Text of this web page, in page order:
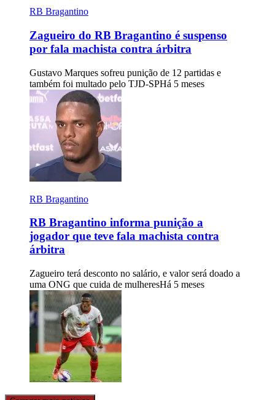
RB Bragantino
Zagueiro do RB Bragantino é suspenso
por fala machista contra árbitra
Gustavo Marques sofreu punição de 12 partidas e
também foi multado pelo TJD-SPHá 5 meses
RB Bragantino
RB Bragantino informa punição a
jogador que teve fala machista contra
árbitra
Zagueiro terá desconto no salário, e valor será doado a
uma ONG que cuida de mulheresHá 5 meses